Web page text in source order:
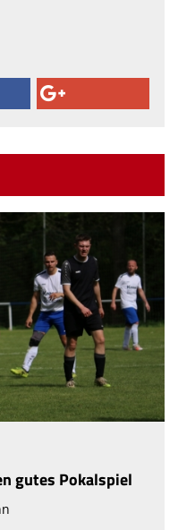
gutes Pokalspiel